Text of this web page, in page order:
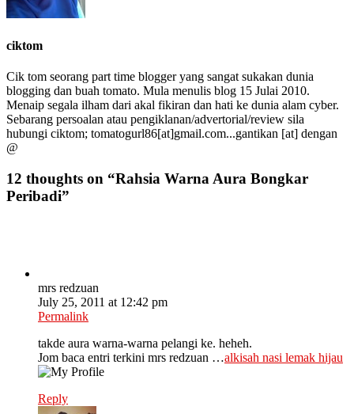
ciktom
Cik tom seorang part time blogger yang sangat sukakan dunia
blogging dan buah tomato. Mula menulis blog 15 Julai 2010.
Menaip segala ilham dari akal fikiran dan hati ke dunia alam cyber.
Sebarang persoalan atau pengiklanan/advertorial/review sila
hubungi ciktom; tomatogurl86[at]gmail.com...gantikan [at] dengan
@
12 thoughts on “Rahsia Warna Aura Bongkar
Peribadi”
mrs redzuan
July 25, 2011 at 12:42 pm
Permalink
takde aura warna-warna pelangi ke. heheh.
Jom baca entri terkini mrs redzuan …alkisah nasi lemak hijau
Reply